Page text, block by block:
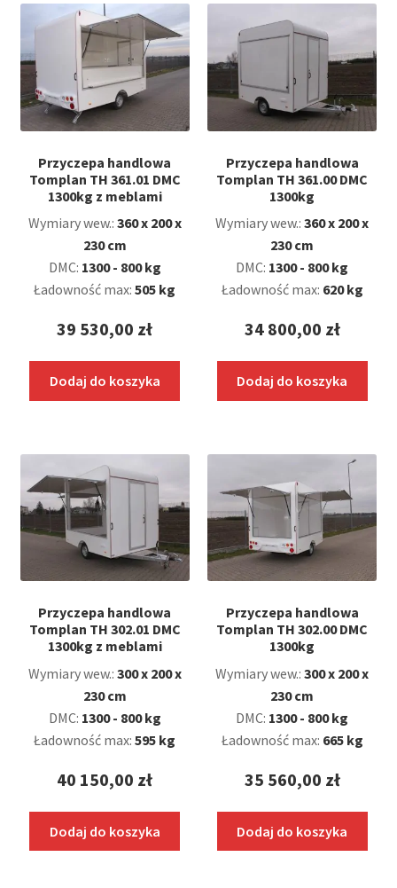
Przyczepa handlowa
Tomplan TH 361.01 DMC
1300kg z meblami
Wymiary wew.: 360 x 200 x
230 cm
DMC: 1300 - 800 kg
Ładowność max:505 kg
39 530,00 zł
Dodaj do koszyka
Przyczepa handlowa
Tomplan TH 361.00 DMC
1300kg
Wymiary wew.:360 x 200 x
230 cm
DMC: 1300 - 800 kg
Ładowność max: 620 kg
34 800,00 zł
Dodaj do koszyka
Przyczepa handlowa
Tomplan TH 302.01 DMC
1300kg z meblami
Wymiary wew.: 300 x 200 x
230 cm
DMC: 1300 - 800 kg
Ładowność max:595 kg
40 150,00 zł
Dodaj do koszyka
Przyczepa handlowa
Tomplan TH 302.00 DMC
1300kg
Wymiary wew.:300 x 200 x
230 cm
DMC: 1300 - 800 kg
Ładowność max: 665 kg
35 560,00 zł
Dodaj do koszyka